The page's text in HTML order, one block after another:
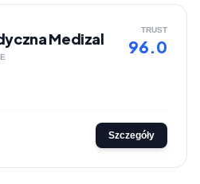
Medizal TRUST
96.0
Szczegóły